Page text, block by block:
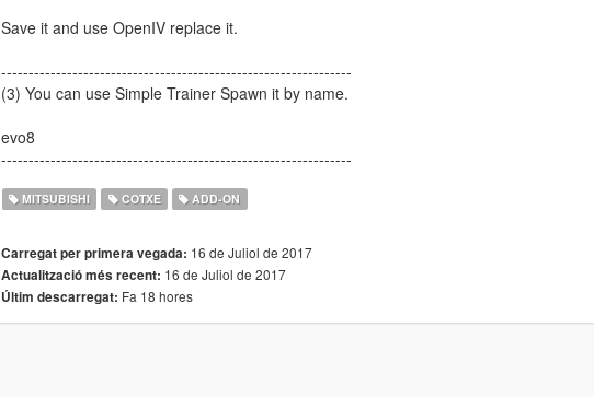
Save it and use OpenIV replace it.
----------------------------------------------------------------
(3) You can use Simple Trainer Spawn it by name.
evo8
----------------------------------------------------------------
MITSUBISHI COTXE ADD-ON
Carregat per primera vegada: 16 de Juliol de 2017
Actualització més recent: 16 de Juliol de 2017
Últim descarregat: Fa 18 hores